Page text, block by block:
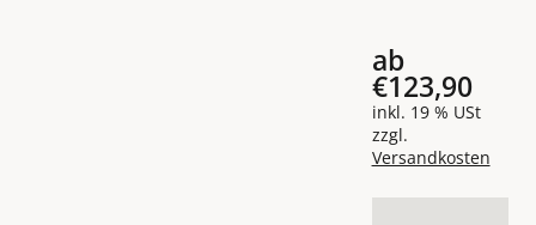
ab
€123,90
inkl. 19 % USt
zzgl.
Versandkosten